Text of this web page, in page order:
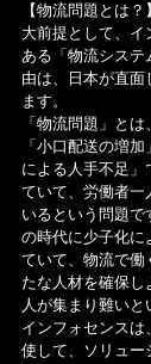
【物流問題とは？】
大前提として、
ある「物流システ
由は、日本が直面
ます。
「物流問題」と
「小口配送の増
による人手不足」
ていて、労働者一
いるという問題
の時代に少子化に
ていて、物流で働
たな人材を確保し
人が集まり難いと
インフォセンス
使して、ソリュー